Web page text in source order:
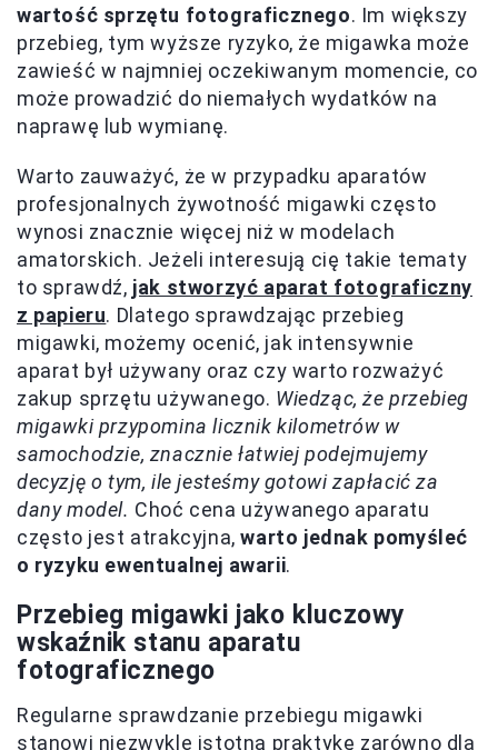
wartość sprzętu fotograficznego. Im większy
przebieg, tym wyższe ryzyko, że migawka może
zawieść w najmniej oczekiwanym momencie, co
może prowadzić do niemałych wydatków na
naprawę lub wymianę.
Warto zauważyć, że w przypadku aparatów
profesjonalnych żywotność migawki często
wynosi znacznie więcej niż w modelach
amatorskich. Jeżeli interesują cię takie tematy
to sprawdź, jak stworzyć aparat fotograficzny
z papieru. Dlatego sprawdzając przebieg
migawki, możemy ocenić, jak intensywnie
aparat był używany oraz czy warto rozważyć
zakup sprzętu używanego. Wiedząc, że przebieg
migawki przypomina licznik kilometrów w
samochodzie, znacznie łatwiej podejmujemy
decyzję o tym, ile jesteśmy gotowi zapłacić za
dany model. Choć cena używanego aparatu
często jest atrakcyjna,warto jednak pomyśleć
o ryzyku ewentualnej awarii.
Przebieg migawki jako kluczowy
wskaźnik stanu aparatu
fotograficznego
Regularne sprawdzanie przebiegu migawki
stanowi niezwykle istotną praktykę zarówno dla